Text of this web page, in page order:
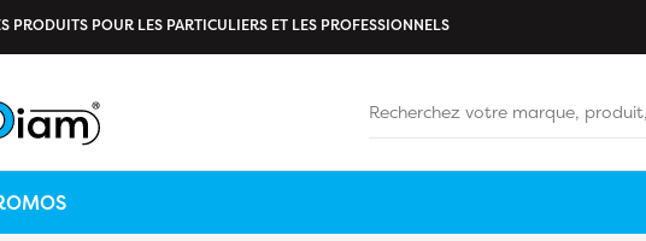
PRODUITS POUR LES PARTICULIERS ET LES PROFESSIONNELS